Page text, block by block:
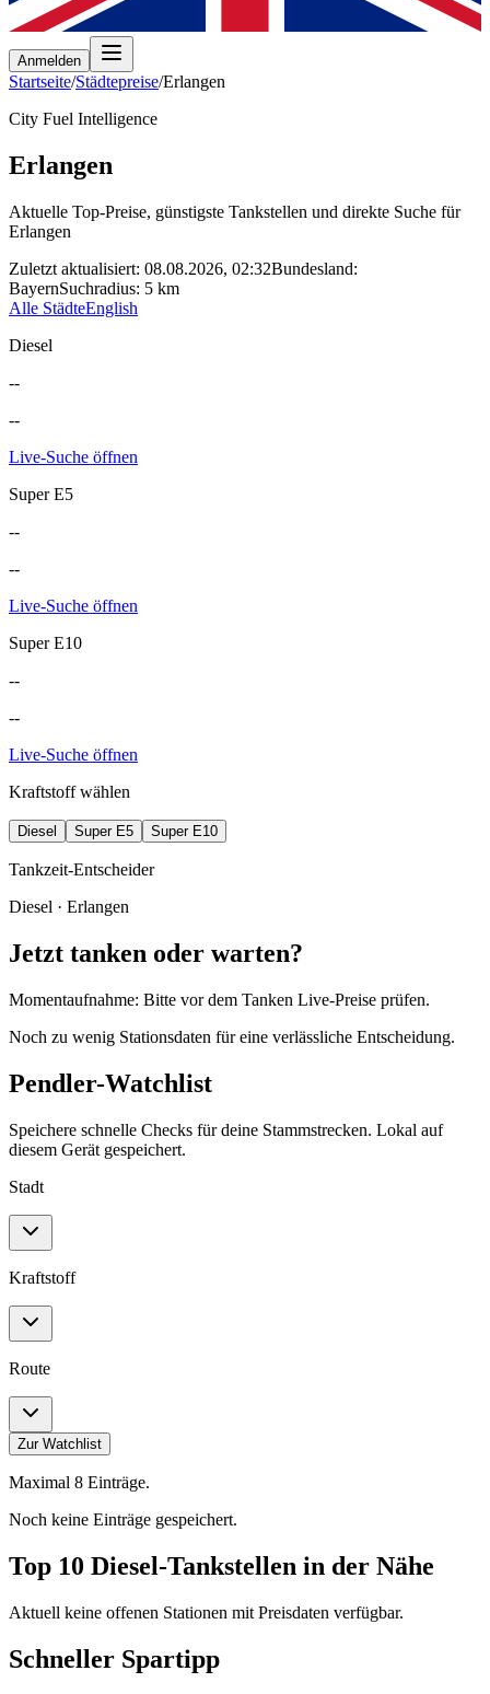
Anmelden
Startseite/Städtepreise/Erlangen
City Fuel Intelligence
Erlangen
Aktuelle Top-Preise, günstigste Tankstellen und direkte Suche für
Erlangen
Zuletzt aktualisiert: 08.08.2026, 02:32Bundesland:
BayernSuchradius: 5 km
Alle StädteEnglish
Diesel
--
--
Live-Suche öffnen
Super E5
--
--
Live-Suche öffnen
Super E10
--
--
Live-Suche öffnen
Kraftstoff wählen
Diesel Super E5 Super E10
Tankzeit-Entscheider
Diesel · Erlangen
Jetzt tanken oder warten?
Momentaufnahme: Bitte vor dem Tanken Live-Preise prüfen.
Noch zu wenig Stationsdaten für eine verlässliche Entscheidung.
Pendler-Watchlist
Speichere schnelle Checks für deine Stammstrecken. Lokal auf
diesem Gerät gespeichert.
Stadt
Kraftstoff
Route
Zur Watchlist
Maximal 8 Einträge.
Noch keine Einträge gespeichert.
Top 10 Diesel-Tankstellen in der Nähe
Aktuell keine offenen Stationen mit Preisdaten verfügbar.
Schneller Spartipp